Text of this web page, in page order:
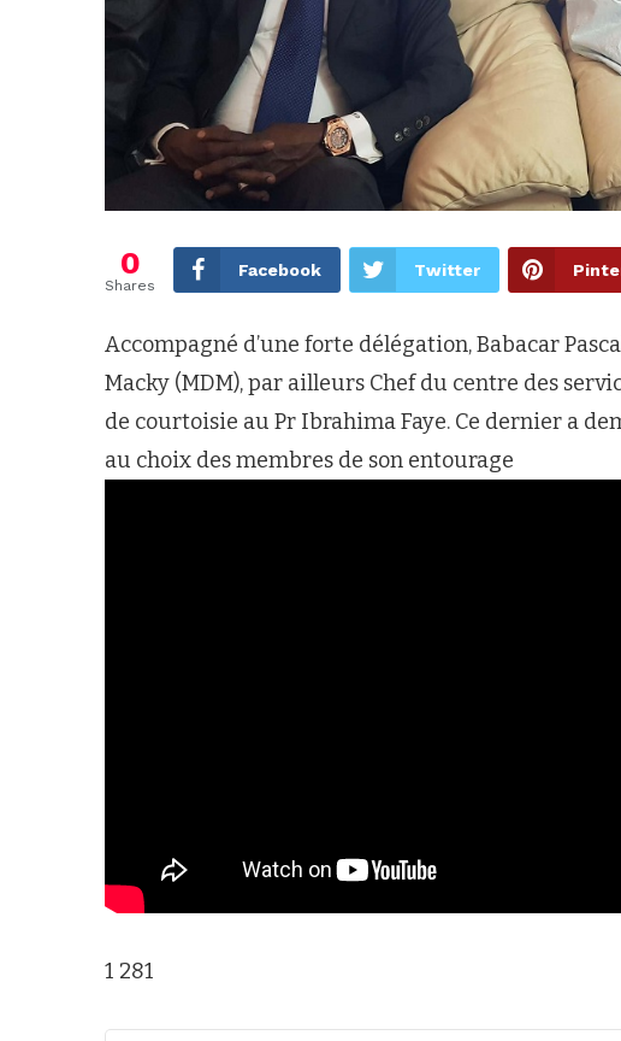
0
Shares
Facebook Twitter
Accompagné d’une forte délégation, Babacar
Macky (MDM), par ailleurs Chef du centre des
de courtoisie au Pr Ibrahima Faye. Ce dernier a
au choix des membres de son entourage
1 281